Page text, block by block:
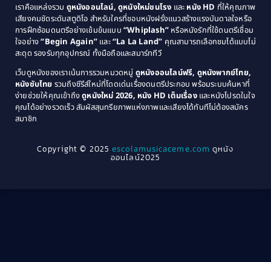
Coming of Age ก้าวพ้นวัย(1)
Coming-of-Age(3)
Community(1)
Crime อาชญากรรม(289)
Cult Film(4)
1979
1978
1976
1975
1974
1971
1970
1969
1968
1964
1963
1940
เราคือแหล่งรวม ดูหนังออนไลน์, ดูหนังใหม่ชนโรง และ หนัง HD ที่ให้คุณภาพ
เสียงคมชัดระดับสตูดิโอ สำหรับใครที่ชอบหนังฝรั่งแนวสร้างแรงบันดาลใจหรือ
การฝึกซ้อมดนตรีอย่างเข้มข้นแบบ “Whiplash” หรือหนังรักที่ใช้ดนตรีเชื่อม
ใจอย่าง“Begin Again” และ“La La Land” คุณสามารถเลือกชมได้แบบไม่
สะดุด รองรับทุกอุปกรณ์ ทั้งมือถือและสมาร์ททีวี
เว็บดูหนังของเราเน้นการรวมหมวดหมู่ ดูหนังออนไลน์ฟรี, ดูหนังพากย์ไทย,
หนังซับไทย รวมถึงซีรีส์ใหม่ที่โดดเด่นเรื่องดนตรีประกอบ พร้อมระบบค้นหาที่
ง่ายช่วยให้คุณเข้าถึงดูหนังใหม่ 2026, หนัง HD เต็มเรื่องและหนังโปรดในใจ
คุณได้อย่างรวดเร็ว สัมผัสสุนทรียภาพแห่งภาพและเสียงได้ทันทีไม่ต้องสมัคร
สมาชิก
Copyright © 2025escolamusicaceme.com ดูหนัง
ออนไลน์2025